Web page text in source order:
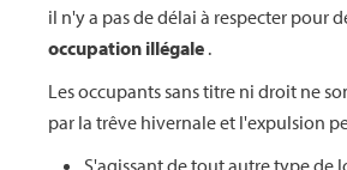
il n'y a pas de délai à respecter pour
occupation illégale .
Les occupants sans titre ni droit ne
par la trêve hivernale et l'expulsion
S'agissant de tout autre type de